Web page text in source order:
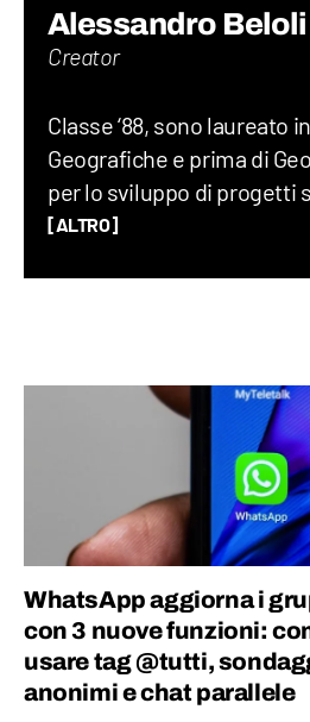
Alessandro Beloli
Creator
Classe ‘88, sono laureato
Geografiche e prima di
per lo sviluppo di progetti
scritto un romanzo di
storie… Da bambino
Indiana Jones.
[ALTRO]
WhatsApp aggiorna i
con 3 nuove funzioni:
usare tag @tutti,
anonimi e chat parallele